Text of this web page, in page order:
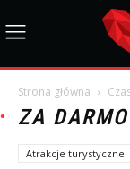
Strona główna
ZA DARMO
Atrakcje turystyczne